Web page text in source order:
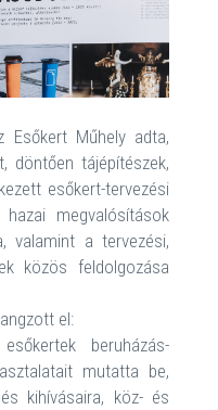
Esőkert Műhely adta,
döntően tájépítészek,
esőkert-tervezési
megvalósítások
valamint a tervezési,
közös feldolgozása
el:
beruházás-
mutatta be,
kihívásaira, köz- és